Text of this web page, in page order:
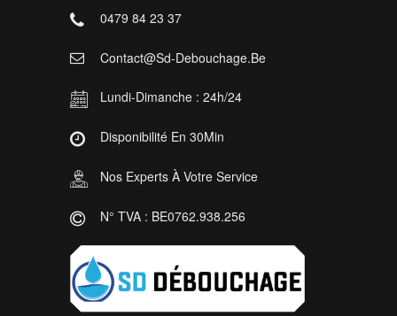
0479 84 23 37
Contact@sd-Debouchage.be
Lundi-Dimanche : 24h/24
Disponibilité En 30Min
Nos Experts À Votre Service
N° TVA : BE0762.938.256